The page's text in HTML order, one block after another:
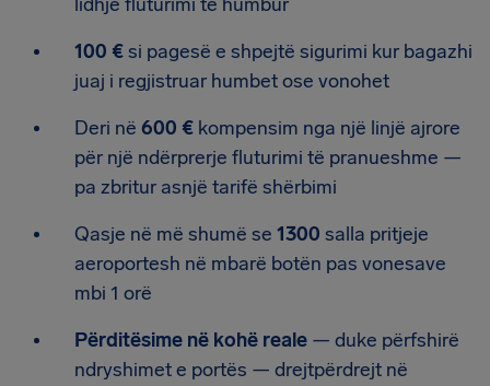
100 €si pagesë e shpejtë sigurimi kur bagazhi
juaj i regjistruar humbet ose vonohet
Deri në 600 € kompensim nga një linjë ajrore
për një ndërprerje fluturimi të pranueshme —
pa zbritur asnjë tarifë shërbimi
Qasje në më shumë se 1300 salla pritjeje
aeroportesh në mbarë botën pas vonesave
mbi 1 orë
Përditësime në kohë reale — duke përfshirë
ndryshimet e portës — drejtpërdrejt në